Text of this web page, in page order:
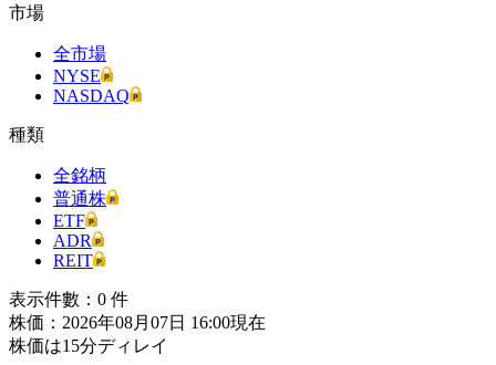
市場
全市場
NYSE
NASDAQ
種類
全銘柄
普通株
ETF
ADR
REIT
表示件數： 0 件
株価：2026年08月07日 16:00現在
株価は15分ディレイ